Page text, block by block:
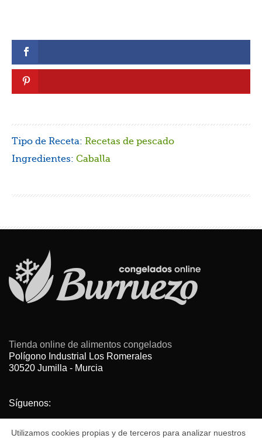
Tipo de Receta: Recetas de pescado
Ingredientes: Caballa
Tienda online de alimentos congelados
Polígono Industrial Los Romerales
30520 Jumilla - Murcia
Síguenos:
Utilizamos cookies propias y de terceros para analizar nuestros